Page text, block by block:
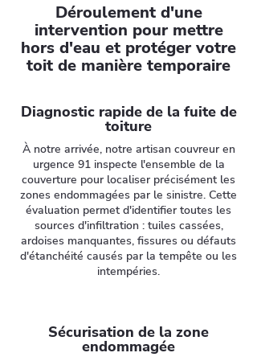
Déroulement d'une
intervention pour mettre
hors d'eau et protéger votre
toit de manière temporaire
Diagnostic rapide de la fuite de
toiture
À notre arrivée, notre artisan couvreur en
urgence 91 inspecte l'ensemble de la
couverture pour localiser précisément les
zones endommagées par le sinistre. Cette
évaluation permet d'identifier toutes les
sources d'infiltration : tuiles cassées,
ardoises manquantes, fissures ou défauts
d'étanchéité causés par la tempête ou les
intempéries.
Sécurisation de la zone
endommagée